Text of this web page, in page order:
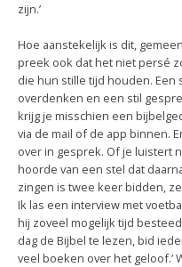
zijn.’
Hoe aanstekelijk is dit,
preek ook dat het niet persé
die hun stille tijd houden. Een
overdenken en een stil
krijg je misschien een
via de mail of de app binnen.
over in gesprek. Of je luistert
hoorde van een stel dat
zingen is twee keer bidden,
Ik las een interview met
hij zoveel mogelijk tijd
dag de Bijbel te lezen, bid
veel boeken over het geloof.’